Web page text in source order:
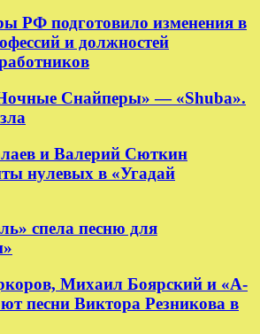
РФ подготовило изменения в
и должностей
Снайперы» — «Shuba».
и Валерий Сюткин
нулевых в «Угадай
спела песню для
Михаил Боярский и «А-
песни Виктора Резникова в